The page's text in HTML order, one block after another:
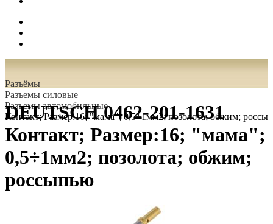
Разъёмы
Разъeмы силовые
Разъeмы автомобильные
Контакт; Размер:16; "мама"; 0,5÷1мм2; позолота; обжим;
DEUTSCH 0462-201-1631
Контакт; Размер:16; "мама";
0,5÷1мм2; позолота; обжим;
россыпью